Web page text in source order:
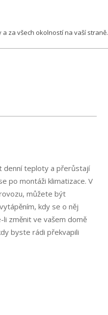
za všech okolností na vaší straně.
denní teploty a přerůstají
po montáži klimatizace. V
můžete být
kdy se o něj
změnit ve vašem domě
byste rádi překvapili